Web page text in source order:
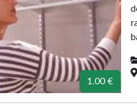
1.00 €